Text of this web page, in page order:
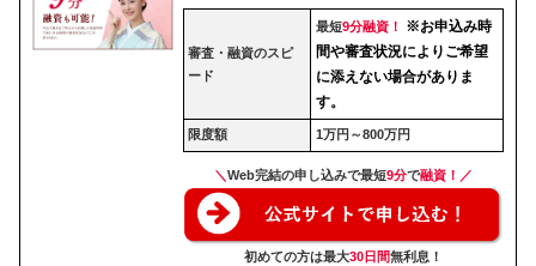
審査・融資のスピ
ード
最短9分融資！
※お申込み時
間や審査状況によりご希望
に添えない場合がありま
す。
限度額 1万円～800万円
＼Web完結の申し込みで最短9分で融資！／
初めての方は最大30日間無利息！